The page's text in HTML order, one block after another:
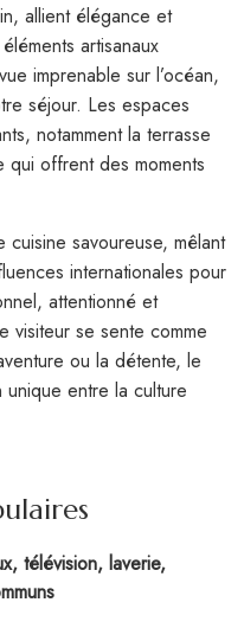
allient élégance et
artisanaux
imprenable sur l’océan,
séjour. Les espaces
notamment la terrasse
offrent des moments
savoureuse, mêlant
internationales pour
attentionné et
visiteur se sente comme
ou la détente, le
unique entre la culture
télévision, laverie,